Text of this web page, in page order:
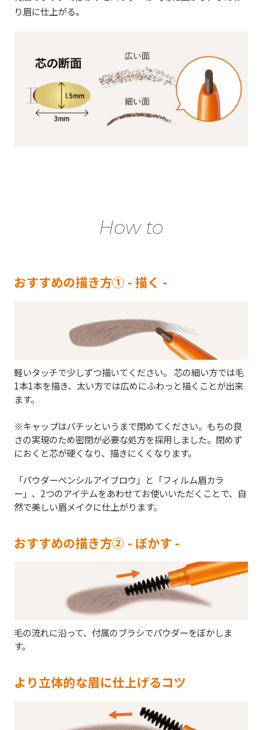
り眉に仕上がる。
How to
おすすめの描き方① - 描く -
軽いタッチで少しずつ描いてください。 芯の細い方では毛
1本1本を描き、太い方では広めにふわっと描くことが出来
ます。
※キャップはパチッというまで閉めてください。もちの良
さの実現のため密閉が必要な処方を採用しました。閉めず
におくと芯が硬くなり、描きにくくなります。
「パウダーペンシルアイブロウ」と「フィルム眉カラ
ー」、2つのアイテムをあわせてお使いいただくことで、自
然で美しい眉メイクに仕上がります。
おすすめの描き方② - ぼかす -
毛の流れに沿って、付属のブラシでパウダーをぼかしま
す。
より立体的な眉に仕上げるコツ